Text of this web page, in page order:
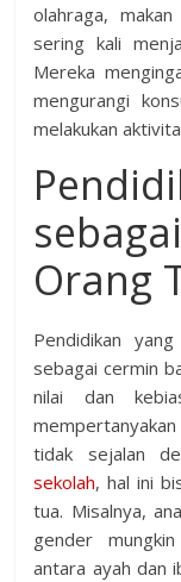
olahraga,
sering kali
Mereka
mengurangi
melakukan
Orang
Pendidikan
sebagai cermin
nilai dan
tidak sejalan
sekolah, hal ini
tua. Misalnya,
gender
antara ayah dan